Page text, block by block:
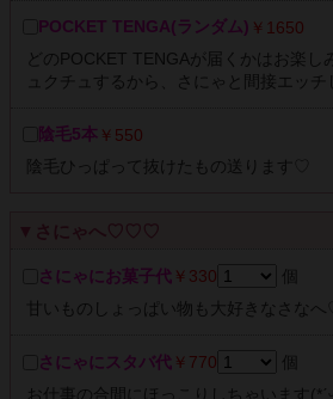
POCKET TENGA(ランダム) ￥1650
どのPOCKET TENGAが届くかはお楽し
ュクチュするから、さにゃと間接エッチ
陰毛5本 ￥550
陰毛ひっぱって抜けたもの送ります♡
▼さにゃへ♡♡♡
さにゃにお菓子代 ￥330
個
甘いものしょっぱい物も大好きなさなへ♡
さにゃにスタバ代 ￥770
個
お仕事の合間にほっこりしちゃいます